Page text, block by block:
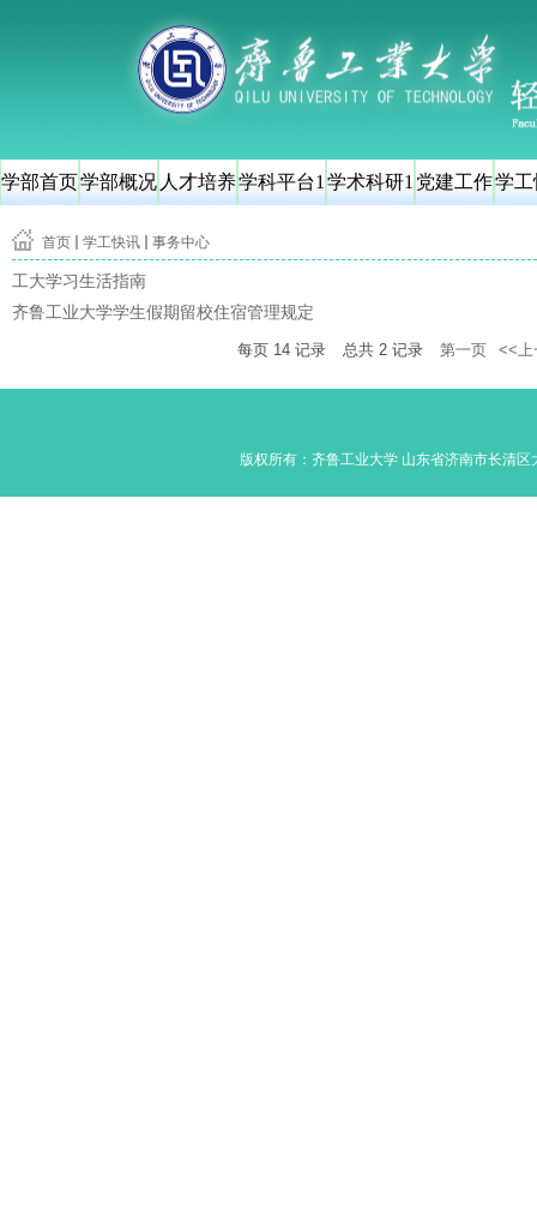
学部首页学部概况 人才培养学科平台1 学术科研1 党建工作学
首页 学工快讯 事务中心
工大学习生活指南
齐鲁工业大学学生假期留校住宿管理规定
每页 14 记录 总共 2 记录 第一页 <<上
版权所有：齐鲁工业大学 山东省济南市长清区